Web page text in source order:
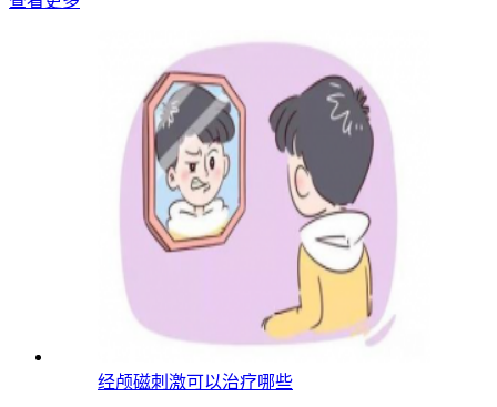
经颅磁刺激可以治疗哪些